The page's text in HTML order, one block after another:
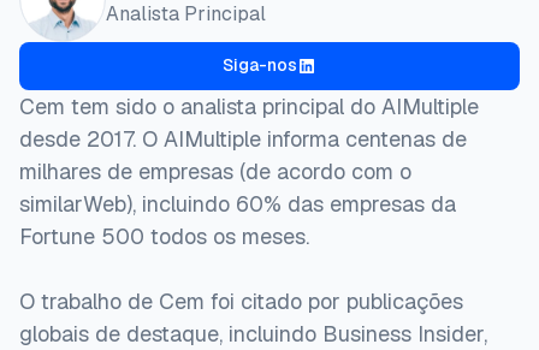
Analista Principal
Siga-nos
Cem tem sido o analista principal do AIMultiple
desde 2017. O AIMultiple informa centenas de
milhares de empresas (de acordo com o
similarWeb), incluindo 60% das empresas da
Fortune 500 todos os meses.
O trabalho de Cem foi citado por publicações
globais de destaque, incluindo Business Insider,